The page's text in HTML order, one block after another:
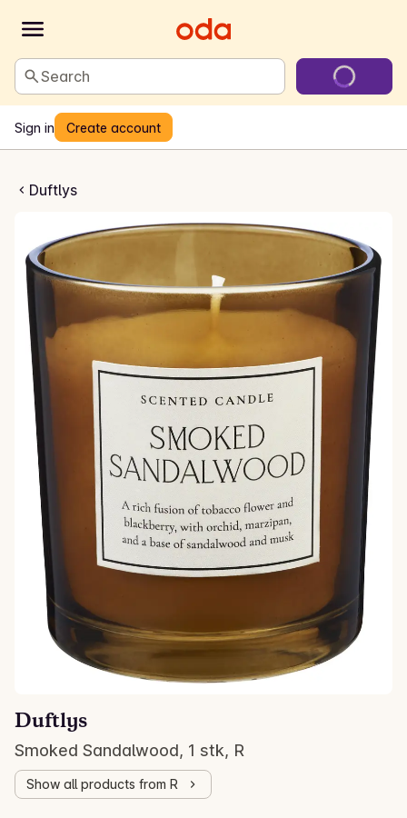
Search
Sign in Create account
Duftlys
Duftlys
Smoked Sandalwood, 1 stk, R
Show all products from R